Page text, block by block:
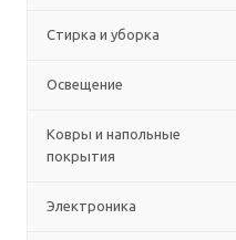
Стирка и уборка
Освещение
Ковры и напольные
покрытия
Электроника